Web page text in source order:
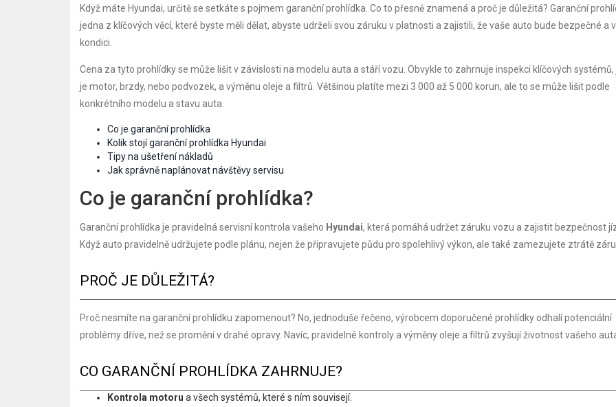
Když máte Hyundai, určitě se setkáte s pojmem garanční prohlídka. Co to přesně znamená a proč je důležitá? Garanční
jedna z klíčových věcí, které byste měli dělat, abyste udrželi svou záruku v platnosti a zajistili, že vaše auto bude bezpečné a v
kondici.
Cena za tyto prohlídky se může lišit v závislosti na modelu auta a stáří vozu. Obvykle to zahrnuje inspekci klíčových systémů,
je motor, brzdy, nebo podvozek, a výměnu oleje a filtrů. Většinou platíte mezi 3 000 až 5 000 korun, ale to se může lišit podle
konkrétního modelu a stavu auta.
Co je garanční prohlídka
Kolik stojí garanční prohlídka Hyundai
Tipy na ušetření nákladů
Jak správně naplánovat návštěvy servisu
Co je garanční prohlídka?
Garanční prohlídka je pravidelná servisní kontrola vašeho Hyundai, která pomáhá udržet záruku vozu a zajistit bezpečnost
Když auto pravidelně udržujete podle plánu, nejen že připravujete půdu pro spolehlivý výkon, ale také zamezujete ztrátě
PROČ JE DŮLEŽITÁ?
Proč nesmíte na garanční prohlídku zapomenout? No, jednoduše řečeno, výrobcem doporučené prohlídky odhalí potenciální
problémy dříve, než se promění v drahé opravy. Navíc, pravidelné kontroly a výměny oleje a filtrů zvyšují životnost vašeho
CO GARANČNÍ PROHLÍDKA ZAHRNUJE?
Kontrola motoru a všech systémů, které s ním souvisejí.